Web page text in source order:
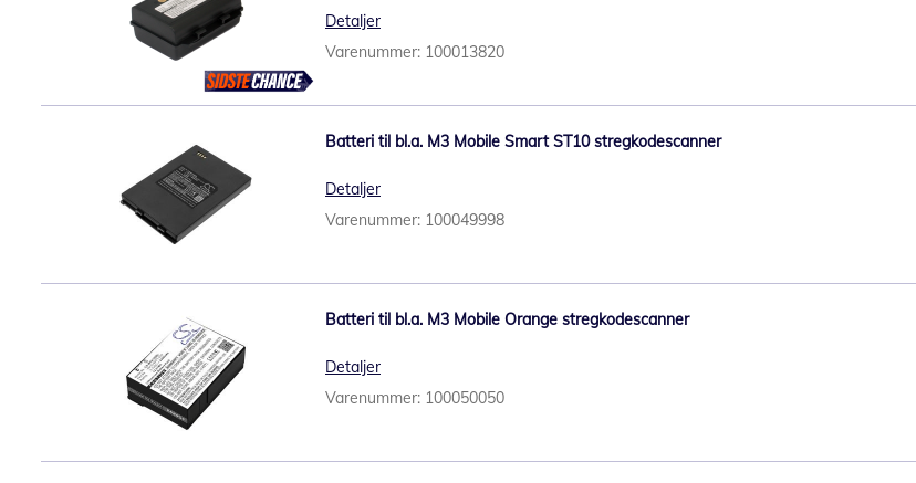
Detaljer
Varenummer: 100013820
Batteri til bl.a. M3 Mobile Smart ST10 stregkodescanner
Detaljer
Varenummer: 100049998
Batteri til bl.a. M3 Mobile Orange stregkodescanner
Detaljer
Varenummer: 100050050